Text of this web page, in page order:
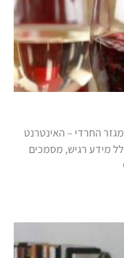
החרדי – האינטרנט
מידע רגיש, מסמכים